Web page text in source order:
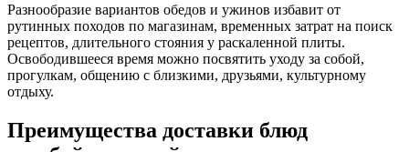
Разнообразие вариантов обедов и ужинов избавит от
рутинных походов по магазинам, временных затрат на поиск
рецептов, длительного стояния у раскаленной плиты.
Освободившееся время можно посвятить уходу за собой,
прогулкам, общению с близкими, друзьями, культурному
отдыху.
Преимущества доставки блюд